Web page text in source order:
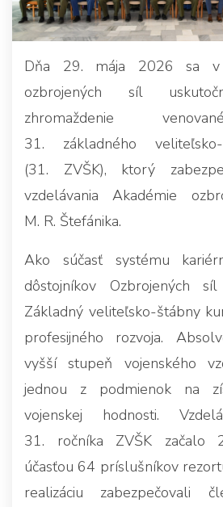
Dňa 29. mája 2026 sa v
ozbrojených síl
zhromaždenie
31. základného
(31. ZVŠK), ktorý
vzdelávania Akadémie
M. R. Štefánika.
Ako súčasť systému
dôstojníkov Ozbrojených
Základný veliteľsko-štábny
profesijného rozvoja.
vyšší stupeň vojenského
jednou z podmienok na
vojenskej hodnosti.
31. ročníka ZVŠK začalo
účasťou 64 príslušníkov
realizáciu zabezpečovali